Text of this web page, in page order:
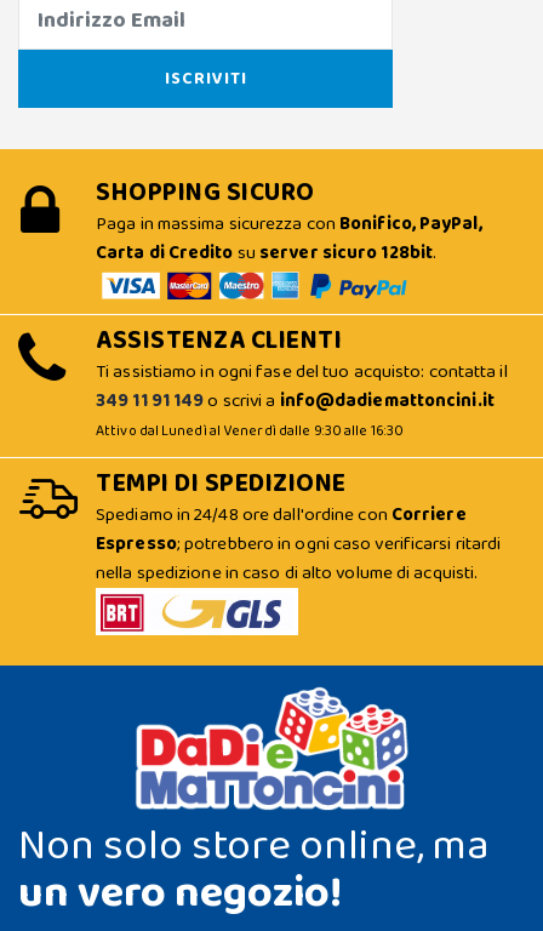
SHOPPING SICURO
Paga in massima sicurezza con Bonifico, PayPal,
Carta di Creditosu server sicuro 128bit.
ASSISTENZA CLIENTI
Ti assistiamo in ogni fase del tuo acquisto: contatta il
349 11 91 149o scrivi a info@dadiemattoncini.it
Attivo dal Lunedì al Venerdì dalle 9:30 alle 16:30
TEMPI DI SPEDIZIONE
Spediamo in 24/48 ore dall'ordine con Corriere
Espresso; potrebbero in ogni caso verificarsi ritardi
nella spedizione in caso di alto volume di acquisti.
Non solo store online, ma
un vero negozio!